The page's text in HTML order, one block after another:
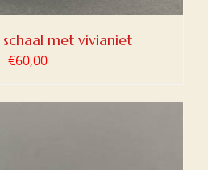
met vivianiet
€60,00